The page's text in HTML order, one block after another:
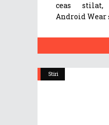
ceas
Android Wear
Stiri